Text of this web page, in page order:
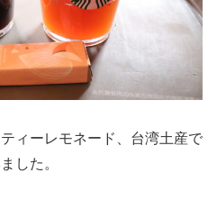
ィーレモネード、台湾土産で
した。